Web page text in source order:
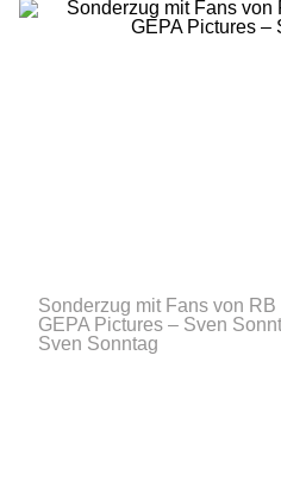
Sonderzug mit Fans von
GEPA Pictures – Sven
Sven Sonntag